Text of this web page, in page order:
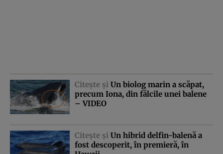
Citeşte şi Un biolog marin a scăpat,
precum Iona, din fălcile unei balene
– VIDEO
Citeşte şi Un hibrid delfin-balenă a
fost descoperit, în premieră, în